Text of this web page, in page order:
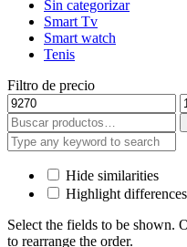
Sin categorizar
Smart Tv
Smart watch
Tenis
Filtro de precio
Precio
mínimo
Buscar
por:
Hide similarities
Highlight differences
Select the fields to be shown.
to rearrange the order.